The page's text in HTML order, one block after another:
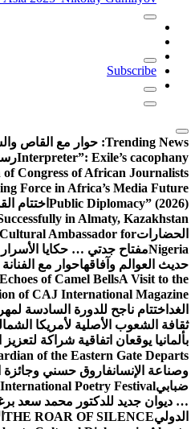
Subscribe
Trending News: حوار مع القاص
Interpreter”: Exile’s cacophany
Congress of African Journalists
Force in Africa’s Media Future
Public Diplomacy” (2026) اختتام
in Almaty, Kazakhstan
الحضاراتAmbassador for
Nigeriaمفتاح جدتي … حكايا
حديث العوالم وآفاقهاحوار مع
of Camel BellsA Visit to the
of CAJ International Magazine
الغد اختتام ناجح للدورة السادسة
ثقافة الشعوب الأصلية لأمريكا
بألمانيا يوقعان اتفاقية شراكة
of the Eastern Gate Departs
وصناعة الإنسانفاروق حسني وجائزة
ضبابيPoetry Festival
… ديوان جديد للدكتور محمد سعد
الدوليTHE ROAR OF SILENCE